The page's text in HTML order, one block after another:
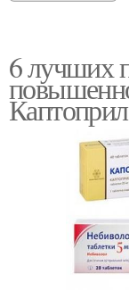
6 лучших
Каптоприл